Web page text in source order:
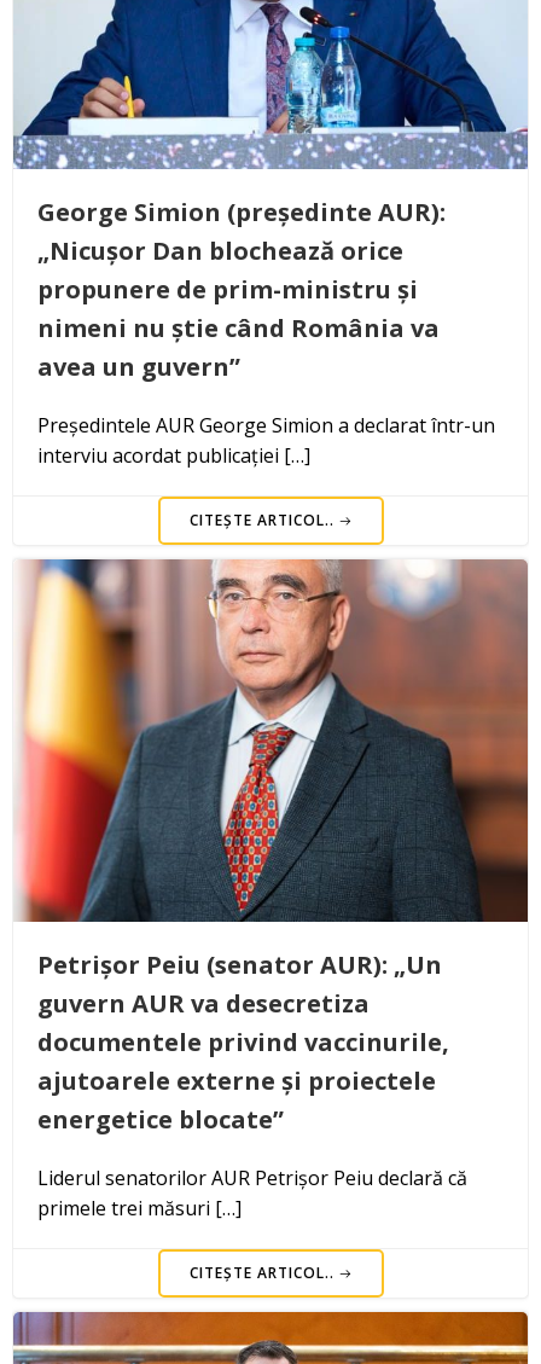
George Simion (președinte AUR):
„Nicușor Dan blochează orice
propunere de prim-ministru și
nimeni nu știe când România va
avea un guvern”
Președintele AUR George Simion a declarat într-un
interviu acordat publicației […]
CITEȘTE ARTICOL..
Petrișor Peiu (senator AUR): „Un
guvern AUR va desecretiza
documentele privind vaccinurile,
ajutoarele externe și proiectele
energetice blocate”
Liderul senatorilor AUR Petrișor Peiu declară că
primele trei măsuri […]
CITEȘTE ARTICOL..